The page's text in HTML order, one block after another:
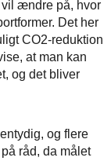
ændre på, hvor
Det her
CO2-reduktion
at man kan
og det bliver
og flere
råd, da målet